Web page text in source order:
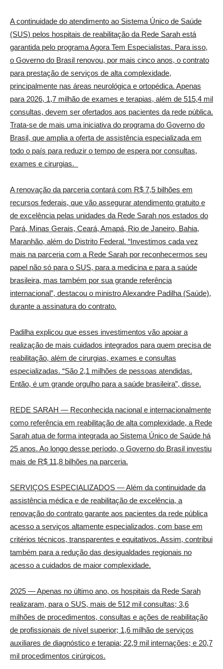
A continuidade do atendimento ao Sistema Único de Saúde
(SUS) pelos hospitais de reabilitação da Rede Sarah está
garantida pelo programa Agora Tem Especialistas. Para isso,
o Governo do Brasil renovou, por mais cinco anos, o contrato
para prestação de serviços de alta complexidade,
principalmente nas áreas neurológica e ortopédica. Apenas
para 2026, 1,7 milhão de exames e terapias, além de 515,4 mil
consultas, devem ser ofertados aos pacientes da rede pública.
Trata-se de mais uma iniciativa do programa do Governo do
Brasil, que amplia a oferta de assistência especializada em
todo o país para reduzir o tempo de espera por consultas,
exames e cirurgias.
A renovação da parceria contará com R$ 7,5 bilhões em
recursos federais, que vão assegurar atendimento gratuito e
de excelência pelas unidades da Rede Sarah nos estados do
Pará, Minas Gerais, Ceará, Amapá, Rio de Janeiro, Bahia,
Maranhão, além do Distrito Federal. “Investimos cada vez
mais na parceria com a Rede Sarah por reconhecermos seu
papel não só para o SUS, para a medicina e para a saúde
brasileira, mas também por sua grande referência
internacional”, destacou o ministro Alexandre Padilha (Saúde),
durante a assinatura do contrato.
Padilha explicou que esses investimentos vão apoiar a
realização de mais cuidados integrados para quem precisa de
reabilitação, além de cirurgias, exames e consultas
especializadas. “São 2,1 milhões de pessoas atendidas.
Então, é um grande orgulho para a saúde brasileira”, disse.
REDE SARAH — Reconhecida nacional e internacionalmente
como referência em reabilitação de alta complexidade, a Rede
Sarah atua de forma integrada ao Sistema Único de Saúde há
25 anos. Ao longo desse período, o Governo do Brasil investiu
mais de R$ 11,8 bilhões na parceria.
SERVIÇOS ESPECIALIZADOS — Além da continuidade da
assistência médica e de reabilitação de excelência, a
renovação do contrato garante aos pacientes da rede pública
acesso a serviços altamente especializados, com base em
critérios técnicos, transparentes e equitativos. Assim, contribui
também para a redução das desigualdades regionais no
acesso a cuidados de maior complexidade.
2025 — Apenas no último ano, os hospitais da Rede Sarah
realizaram, para o SUS, mais de 512 mil consultas; 3,6
milhões de procedimentos, consultas e ações de reabilitação
de profissionais de nível superior; 1,6 milhão de serviços
auxiliares de diagnóstico e terapia; 22,9 mil internações; e 20,7
mil procedimentos cirúrgicos.